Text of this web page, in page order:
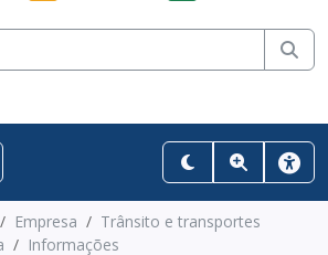
Empresa
Trânsito e transportes
Informações